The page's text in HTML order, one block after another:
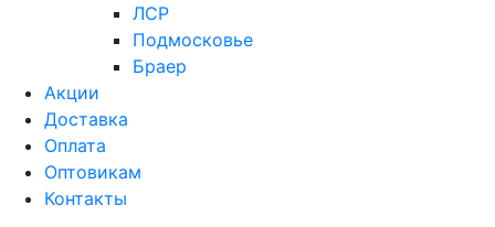
ЛСР
Подмосковье
Браер
Акции
Доставка
Оплата
Оптовикам
Контакты